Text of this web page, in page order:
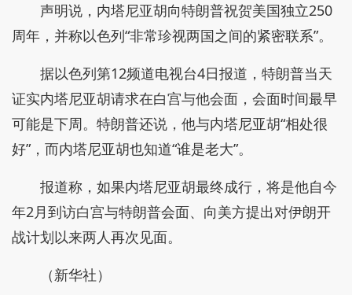
声明说，内塔尼亚胡向特朗普祝贺美国独立250
周年，并称以色列“非常珍视两国之间的紧密联系”。
据以色列第12频道电视台4日报道，特朗普当天
证实内塔尼亚胡请求在白宫与他会面，会面时间最早
可能是下周。特朗普还说，他与内塔尼亚胡“相处很
好”，而内塔尼亚胡也知道“谁是老大”。
报道称，如果内塔尼亚胡最终成行，将是他自今
年2月到访白宫与特朗普会面、向美方提出对伊朗开
战计划以来两人再次见面。
（新华社）